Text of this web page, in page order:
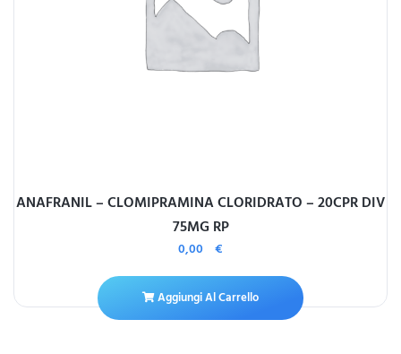
ANAFRANIL – CLOMIPRAMINA CLORIDRATO – 20CPR DIV
75MG RP
0,00 €
Aggiungi Al Carrello